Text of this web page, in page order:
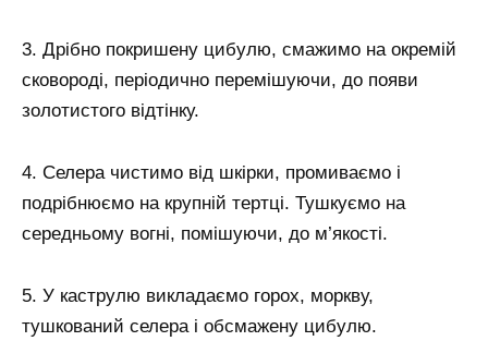
3. Дрібно покришену цибулю, смажимо на окремій
сковороді, періодично перемішуючи, до появи
золотистого відтінку.
4. Селера чистимо від шкірки, промиваємо і
подрібнюємо на крупній тертці. Тушкуємо на
середньому вогні, помішуючи, до м’якості.
5. У каструлю викладаємо горох, моркву,
тушкований селера і обсмажену цибулю.